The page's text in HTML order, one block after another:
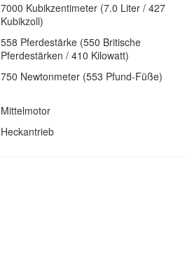
7000 Kubikzentimeter (7.0 Liter / 427
Kubikzoll)
558 Pferdestärke (550 Britische
Pferdestärken / 410 Kilowatt)
750 Newtonmeter (553 Pfund-Füße)
Mittelmotor
Heckantrieb